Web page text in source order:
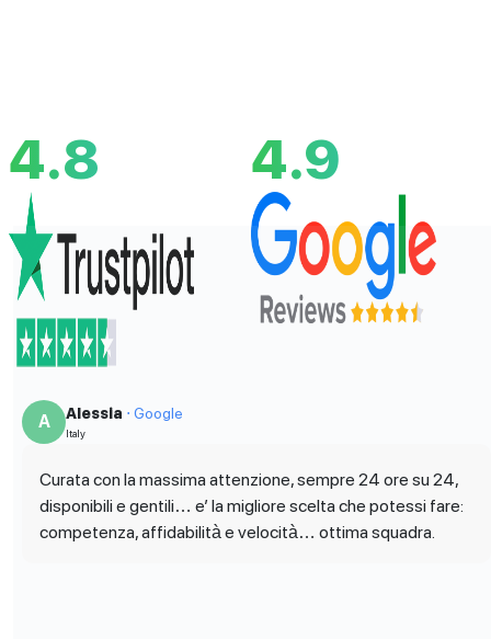
4.8 4.9
A Alessia ⋅ Google
Italy
Curata con la massima attenzione, sempre 24 ore su 24,
disponibili e gentili… e’ la migliore scelta che potessi fare:
competenza, affidabilità e velocità… ottima squadra.